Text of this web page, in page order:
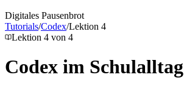
Digitales Pausenbrot
Tutorials/Codex/Lektion 4
Lektion 4 von 4
Codex im Schulalltag